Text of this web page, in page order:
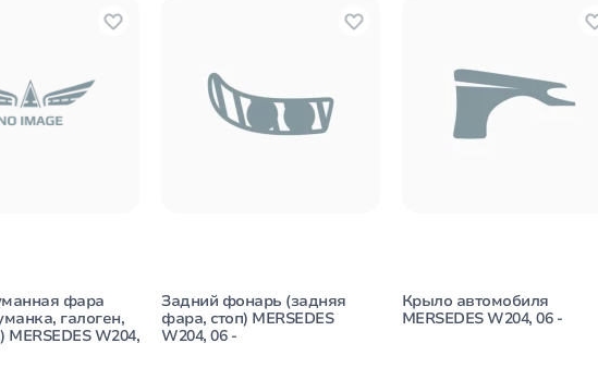
фара
галоген,
MERSEDES W204,
Задний фонарь (задняя
фара, стоп) MERSEDES
W204, 06 -
Крыло автомобиля
MERSEDES W204, 06 -